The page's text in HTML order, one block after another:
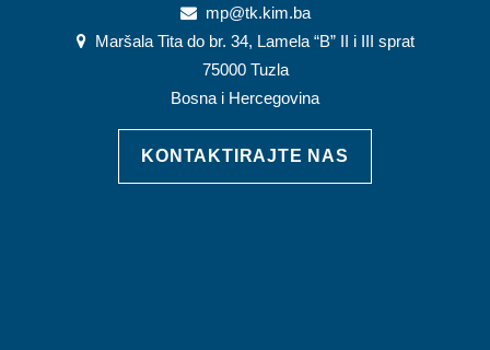
mp@tk.kim.ba
Maršala Tita do br. 34, Lamela “B” II i III sprat
75000 Tuzla
Bosna i Hercegovina
KONTAKTIRAJTE NAS